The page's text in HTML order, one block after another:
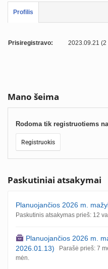
Profilis
Prisiregistravo: 2023.09.21 (2
Mano šeima
Rodoma tik registruotiems
Registruokis
Paskutiniai atsakymai
Planuojančios 2026 m.
Paskutinis atsakymas prieš: 12
Planuojančios 2026 m.
2026.01.13) Parašė prieš: 7
mėn.